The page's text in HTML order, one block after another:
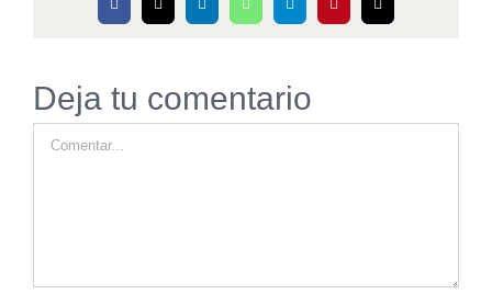
Facebook
X LinkedInWhatsAppTelegramPinterestCorreo
electrónico
Deja tu comentario